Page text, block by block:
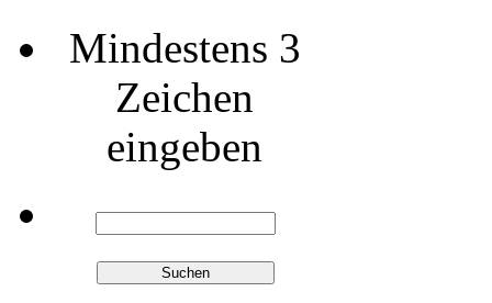
Mindestens 3
Zeichen
eingeben